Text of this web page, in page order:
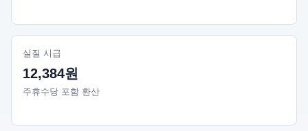
실질 시급
12,384원
주휴수당 포함 환산